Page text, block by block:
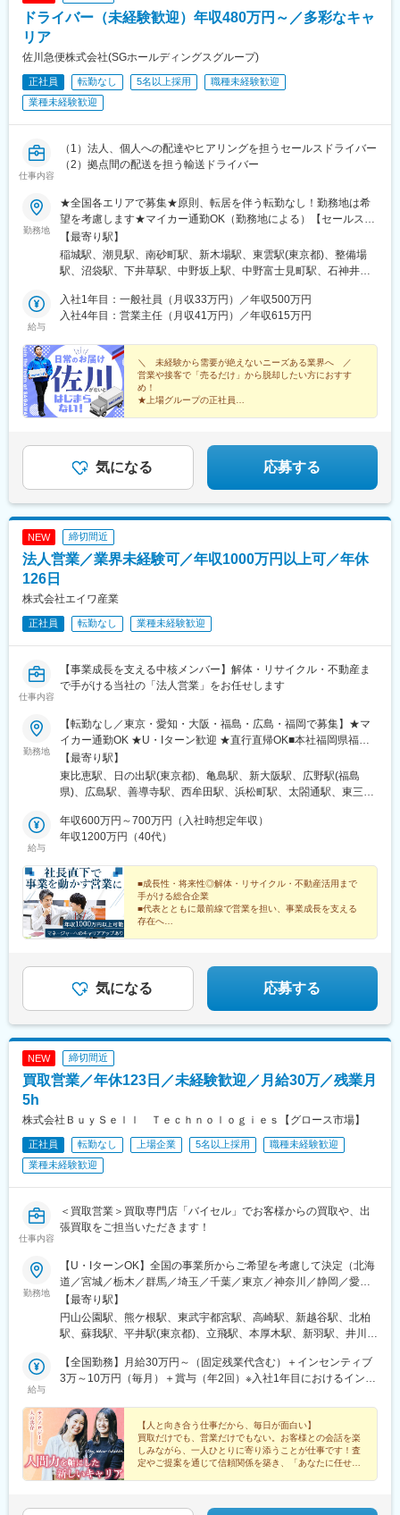
守谷駅、ゆめみ野駅、北春日部駅、上星川駅、善行駅、三崎口
武動物公園駅、上板橋駅、本厚木駅、亀戸水神駅、東千葉駅、高
田駅(神奈川県)、向ケ丘遊園駅、北山田駅(神奈川県)、西武柳沢
駅、川和町駅、雀宮駅、岡本駅(栃木県)、木更津駅、北松戸駅、武
里駅、栗橋駅、樅山駅、湯河原駅、松戸駅、東富岡駅、新鹿沼
駅、楡木駅、原木中山駅、東林間駅、東武宇都宮駅、秩父駅、小
十条駅(東京都)、みどり台駅、東宿郷駅、江曽島駅、笠間駅、下館
駅、新守谷駅、流山おおたかの森駅、南柏駅、明大前駅、塚原
泉駅、公津の杜駅、八街駅、茂原駅、牛浜駅、藤沢駅、雑色駅、
西立川駅、北八王子駅、三鷹駅、曳舟駅、西葛西駅、逗子駅、宮
崎台駅、並木北駅、古淵駅、矢板駅、北真岡駅、伊勢原駅、淵野
辺駅、中野坂上駅、広電廿日市駅、安芸駅、土佐山田駅、大阪空
港駅(大阪モノレール)、狛江駅、芳賀台駅、学園前駅(奈良県)、上
保原駅、肥後橋駅、下板橋駅、登戸駅、東伏見駅、下総中山駅、
南林間駅、志村坂上駅、駅東公園前駅、下高井戸駅、岩原駅、熊
川駅、逗子・葉山駅、宮前平駅、並木中央駅、西新宿五丁目駅、
山陽女学園前駅、球場前駅(高知県)、大江橋駅、宇都宮駅東口駅
ドライバー（未経験歓迎）年収480万円～／多彩なキャ
リア
佐川急便株式会社(SGホールディングスグループ)
正社員 転勤なし 5名以上採用
職種未経験歓迎
業種未経験歓迎
仕事内容
（1）法人、個人への配達やヒアリングを担うセールスドライバー
（2）拠点間の配送を担う輸送ドライバー
勤務地
★全国各エリアで募集★原則、転居を伴う転勤なし！勤務地は希
望を考慮します★マイカー通勤OK（勤務地による）【セールスド
ライバー】【ルート（輸送）ドライバー】■関東エリア東京、埼
玉、神奈川、千葉、栃木、群馬、茨城■東海エリア愛知、三重、岐
阜、静岡■甲信越エリア新潟、長野、山梨■北陸エリア石川、福
国・四国エリア香川、愛媛、高知、徳島、広島、島根、岡山、山
口、鳥取■九州エリア福岡、長崎、大分、佐賀、熊本、鹿児島、沖
秋田、青森
【最寄り駅】
稲城駅、潮見駅、南砂町駅、新木場駅、東雲駅(東京都)、整備場
駅、沼袋駅、下井草駅、中野坂上駅、中野富士見町駅、石神井公
本庄早稲田駅、和光市駅、番田駅(神奈川県)、久里浜駅、港南台
駅、栢山駅、読売ランド前駅、武蔵新城駅、昭和駅、片岡駅、南
田羅駅、岩宿駅、上州新屋駅、新前橋駅、渋川駅、駒形駅、細谷
駅(群馬県)、千葉ニュータウン中央駅、湖北駅、江見駅、佐倉駅、
新習志野駅、木更津駅、川間駅、江戸川台駅、神立駅、みどりの
駅、野木駅、赤塚駅、下館駅、延方駅、常陸鴻巣駅、日立駅、佐
古木駅、三河安城駅、萩原駅(愛知県)、北岡崎駅、石仏駅、田県神
向ケ丘駅、三河一宮駅、竹村駅、港区役所駅、新守山駅、尾張星
の宮駅、本郷駅(愛知県)、佐那具駅、朝熊駅、亀山駅(三重県)、霞
ケ浦駅、六軒駅(三重県)、尾鷲駅、加佐登駅、江吉良駅、新加納
泉なめり駅、藤枝駅、静岡駅、草薙駅(東海道本線)、袋井駅、西焼
津駅、上島駅、須津駅、南吉田駅、糸魚川駅、春日山駅、小針
駅、中条駅、宮内駅(新潟県)、魚沼丘陵駅、茨目駅、伊那北駅、広
常永駅、春日居町駅、東桂駅、動橋駅、三ツ屋駅、笠師保駅、松
任駅、丸岡駅、敦賀駅、清明駅、黒部駅、小杉駅、越中舟橋駅、
朝潮橋駅、門真南駅、深江橋駅、河内花園駅、鴻池新田駅、西明
山駅(奈良県)、長柄駅、ケーブル八幡宮山上駅、西舞鶴駅、福知山
市民病院口駅、篠原駅(滋賀県)、多賀大社前駅、三雲駅、栗東駅、
三本松駅(香川県)、北伊予駅、伊予富田駅、平田駅(高知県)、多ノ
郷駅、布師田駅、撫養駅、川原石駅、伴中央駅、広島港・宇品
駅、本郷駅(広島県)、八本松駅、東福山駅、木次駅、遙堪駅、乃木
駅、下府駅、八浜駅、金光駅、木見駅、高野駅、厚東駅、長府
駅、米川駅、山口駅(山口県)、新南陽駅、萩駅、鳥取駅、三本松口
駅、南瀬高駅、五郎丸駅、苅田駅、赤間駅、巻向駅、甘木駅(西鉄
線)、新飯塚駅、橋本駅(福岡県)、貝塚駅(福岡県)、雑餉隈駅、吉塚
駅、西小倉駅、大塔駅、佐伯駅、豊後豊岡駅、鶴崎駅、東中津
大津駅、光の森駅、平成駅、人吉駅、三角駅、草道駅、志布志
駅、姶良駅、米ノ津駅、古島駅、赤嶺駅、てだこ浦西駅、南方駅
(宮崎県)、高鍋駅、三股駅、東旭川駅、倶知安駅、岩見沢駅、新富
士駅(北海道)、根室駅、新川駅(北海道)、環状通東駅、南郷１３丁
目駅、問寒別駅、東室蘭駅、ほしみ駅、深川駅、長都駅、西帯広
遠軽駅、木古内駅、くりこま高原駅、荒井駅(宮城県)、福田町駅、
泉中央駅、古川駅、東白石駅、泉駅(常磐線)、藤田駅、七日町駅、
泉崎駅、中荒井駅、日立木駅、安達駅、五百川駅、東酒田駅、高
擶駅、置賜駅、山ノ目駅、花巻空港駅(東北本線)、岩手飯岡駅、地
ノ森駅、村崎野駅、横手駅、上飯島駅、扇田駅、羽後四ツ屋駅、
大曲駅(秋田県)、能代駅、西目駅、金谷沢駅、田んぼアート駅、七
戸十和田駅、新青森駅、小中野駅、東陽町駅、東中野駅、神戸駅
(愛知県)、江端駅、南公園駅、大間駅、市民広場駅
給与
入社1年目：一般社員（月収33万円）／年収500万円
入社4年目：営業主任（月収41万円）／年収615万円
＼ 未経験から需要が絶えないニーズある業界へ ／
営業や接客で「売るだけ」から脱却したい方におすす
め！
★上場グループの正社員
気になる 応募する
NEW 締切間近
法人営業／業界未経験可／年収1000万円以上可／年休
126日
株式会社エイワ産業
正社員 転勤なし 業種未経験歓迎
仕事内容
【事業成長を支える中核メンバー】解体・リサイクル・不動産ま
で手がける当社の「法人営業」をお任せします
勤務地
【転勤なし／東京・愛知・大阪・福島・広島・福岡で募集】★マ
イカー通勤OK ★U・Iターン歓迎 ★直行直帰OK■本社福岡県福岡
市博多区東那珂2-1-8■東京支店東京都港区芝1-12-7 芝一丁目ビル
4階■中部支店愛知県名古屋市中村区則武1-19-13 KSビル7階■関西
支店大阪府大阪市淀川区西宮原2-2-2 ゆめっせ新大阪4階6号■福島
フィス4階■広島営業所広島県広島市東区上大須賀町4-2 香取第一
ビル402■久留米リサイクルセンター福岡県久留米市善導寺町木塚
1※受動喫煙防止対策あり（オフィス禁煙）
【最寄り駅】
東比恵駅、日の出駅(東京都)、亀島駅、新大阪駅、広野駅(福島
県)、広島駅、善導寺駅、西牟田駅、浜松町駅、太閤通駅、東三国
給与
年収600万円～700万円（入社時想定年収）
年収1200万円（40代）
■成長性・将来性◎解体・リサイクル・不動産活用まで
手がける総合企業
■代表とともに最前線で営業を担い、事業成長を支える
存在へ
気になる 応募する
NEW 締切間近
買取営業／年休123日／未経験歓迎／月給30万／残業月
5h
株式会社ＢｕｙＳｅｌｌ Ｔｅｃｈｎｏｌｏｇｉｅｓ【グロース市場】
正社員 転勤なし 上場企業 5名以上採用
職種未経験歓迎
業種未経験歓迎
仕事内容
＜買取営業＞買取専門店「バイセル」でお客様からの買取や、出
張買取をご担当いただきます！
勤務地
【U・IターンOK】全国の事業所からご希望を考慮して決定（北海
道／宮城／栃木／群馬／埼玉／千葉／東京／神奈川／静岡／愛知
／石川／大阪／兵庫／香川／愛媛／福岡）★ひとり1台社用車を貸
与！お客様先へ自宅から直行OK！★転勤のないエリア限定勤務も
選べます※勤務地によって、評価制度・条件などの変更はありませ
あり）
【最寄り駅】
円山公園駅、熊ケ根駅、東武宇都宮駅、高崎駅、新越谷駅、北柏
駅、蘇我駅、平井駅(東京都)、立飛駅、本厚木駅、新羽駅、井川
園北口駅、新居浜駅、貝塚駅(福岡県)、御井駅、新深江駅、安立町
駅、細井川駅
給与
【全国勤務】月給30万円～（固定残業代含む）＋インセンティブ
3万～10万円（毎月）＋賞与（年2回）※入社1年目におけるインセ
の有無に関わらず、固定残業手当5万5000円以上（30時間分／
月）を支給。超過分は別途支給いたします【エリア限定勤務】月
給27万円～（固定残業代含む）＋インセンティブ3万～10万円
（毎月）＋賞与（年2回）※入社1年目におけるインセンの月額平
均支給額は3万～10万円です※固定残業代は時間外労働の有無に関
分は別途支給いたします＜年収例＞年収1000万円／入社3年／28
【人と向き合う仕事だから、毎日が面白い】
買取だけでも、営業だけでもない。お客様との会話を楽
しみながら、一人ひとりに寄り添うことが仕事です！査
定やご提案を通じて信頼関係を築き、「あなたに任せて